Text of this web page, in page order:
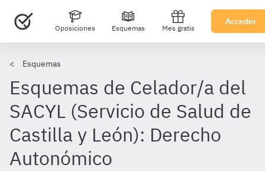
Oposiciones Esquemas Mes gratis
Acceder
Esquemas
Esquemas de Celador/a del
SACYL (Servicio de Salud de
Castilla y León): Derecho
Autonómico